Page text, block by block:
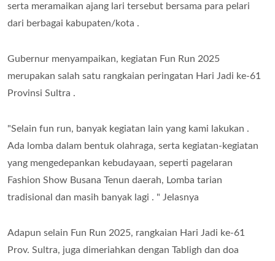
serta meramaikan ajang lari tersebut bersama para pelari
dari berbagai kabupaten/kota .
Gubernur menyampaikan, kegiatan Fun Run 2025
merupakan salah satu rangkaian peringatan Hari Jadi ke-61
Provinsi Sultra .
"Selain fun run, banyak kegiatan lain yang kami lakukan .
Ada lomba dalam bentuk olahraga, serta kegiatan-kegiatan
yang mengedepankan kebudayaan, seperti pagelaran
Fashion Show Busana Tenun daerah, Lomba tarian
tradisional dan masih banyak lagi . " Jelasnya
Adapun selain Fun Run 2025, rangkaian Hari Jadi ke-61
Prov. Sultra, juga dimeriahkan dengan Tabligh dan doa